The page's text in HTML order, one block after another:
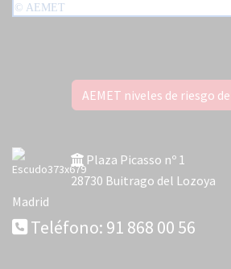
AEMET niveles de riesgo
Plaza Picasso nº 1
28730 Buitrago del Lozoya
Madrid
Teléfono: 91 868 00 56